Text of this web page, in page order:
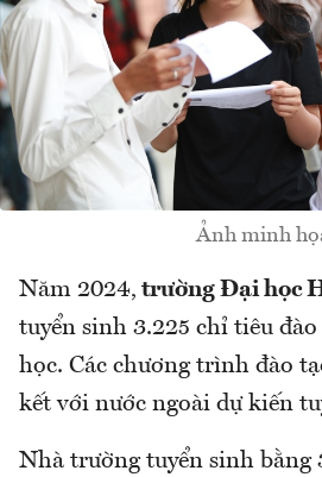
Ảnh minh
Năm 2024, trường Đại học
tuyển sinh 3.225 chỉ tiêu
học. Các chương trình đào
kết với nước ngoài dự kiến
Nhà trường tuyển sinh bằng